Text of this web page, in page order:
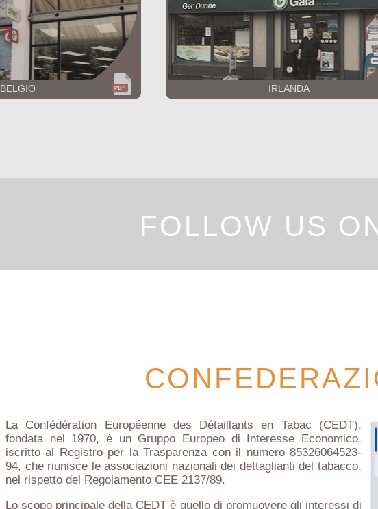
BELGIO IRLANDA
FOLLOW US
La Confédération Européenne des Détaillants en Tabac (CEDT),
fondata nel 1970, è un Gruppo Europeo di Interesse Economico,
iscritto al Registro per la Trasparenza con il numero 85326064523-
94, che riunisce le associazioni nazionali dei dettaglianti del tabacco,
nel rispetto del Regolamento CEE 2137/89.
Lo scopo principale della CEDT è quello di promuovere gli interessi di